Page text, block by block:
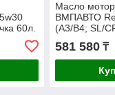
60л.
Масло
ВМПАВТО
(A3/B4; SL/
581 580₸